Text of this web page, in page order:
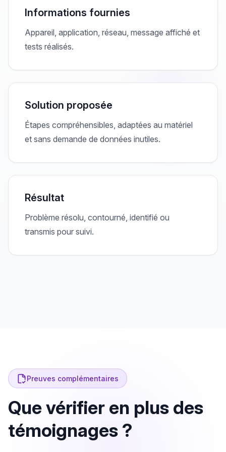
Informations fournies
Appareil, application, réseau, message affiché et
tests réalisés.
Solution proposée
Étapes compréhensibles, adaptées au matériel
et sans demande de données inutiles.
Résultat
Problème résolu, contourné, identifié ou
transmis pour suivi.
Preuves complémentaires
Que vérifier en plus des
témoignages ?